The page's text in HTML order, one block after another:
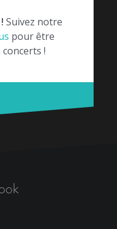
Suivez notre
pour être
!